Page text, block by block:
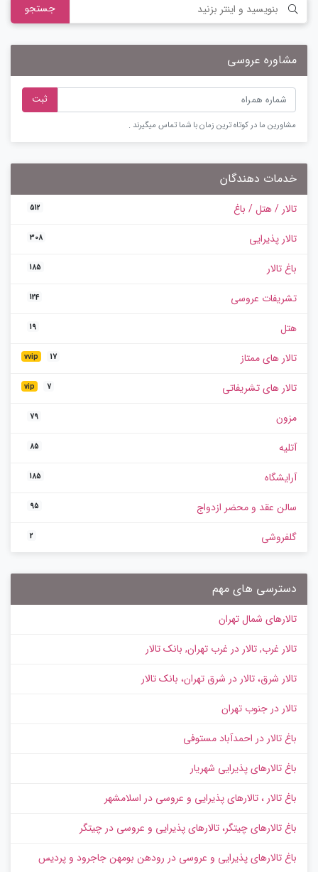
جستجو
مشاوره عروسی
ثبت
مشاورین ما در کوتاه ترین زمان با شما تماس میگیرند .
خدمات دهندگان
تالار / هتل / باغ 512
تالار پذیرایی 308
باغ تالار 185
تشریفات عروسی 124
هتل 19
تالار های ممتاز vvip 17
تالار های تشریفاتی vip 7
مزون 79
آتلیه 85
آرایشگاه 185
سالن عقد و محضر ازدواج 95
گلفروشی 2
دسترسی های مهم
تالارهای شمال تهران
تالار غرب, تالار در غرب تهران, بانک تالار
تالار شرق، تالار در شرق تهران، بانک تالار
تالار در جنوب تهران
باغ تالار در احمدآباد مستوفی
باغ تالارهای پذیرایی شهریار
باغ تالار ، تالارهای پذیرایی و عروسی در اسلامشهر
باغ تالارهای چیتگر، تالارهای پذیرایی و عروسی در چیتگر
باغ تالارهای پذیرایی و عروسی در رودهن بومهن جاجرود و پردیس